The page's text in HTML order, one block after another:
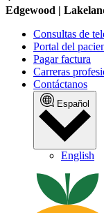
Edgewood |
Consultas de
Portal del
Pagar factura
Carreras
Contáctanos
Español
English